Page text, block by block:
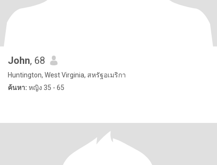
John, 68
Huntington, West Virginia, สหรัฐอเมริกา
ค้นหา: หญิง 35 - 65